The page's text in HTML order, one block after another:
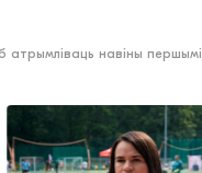
атрымліваць навіны першымі